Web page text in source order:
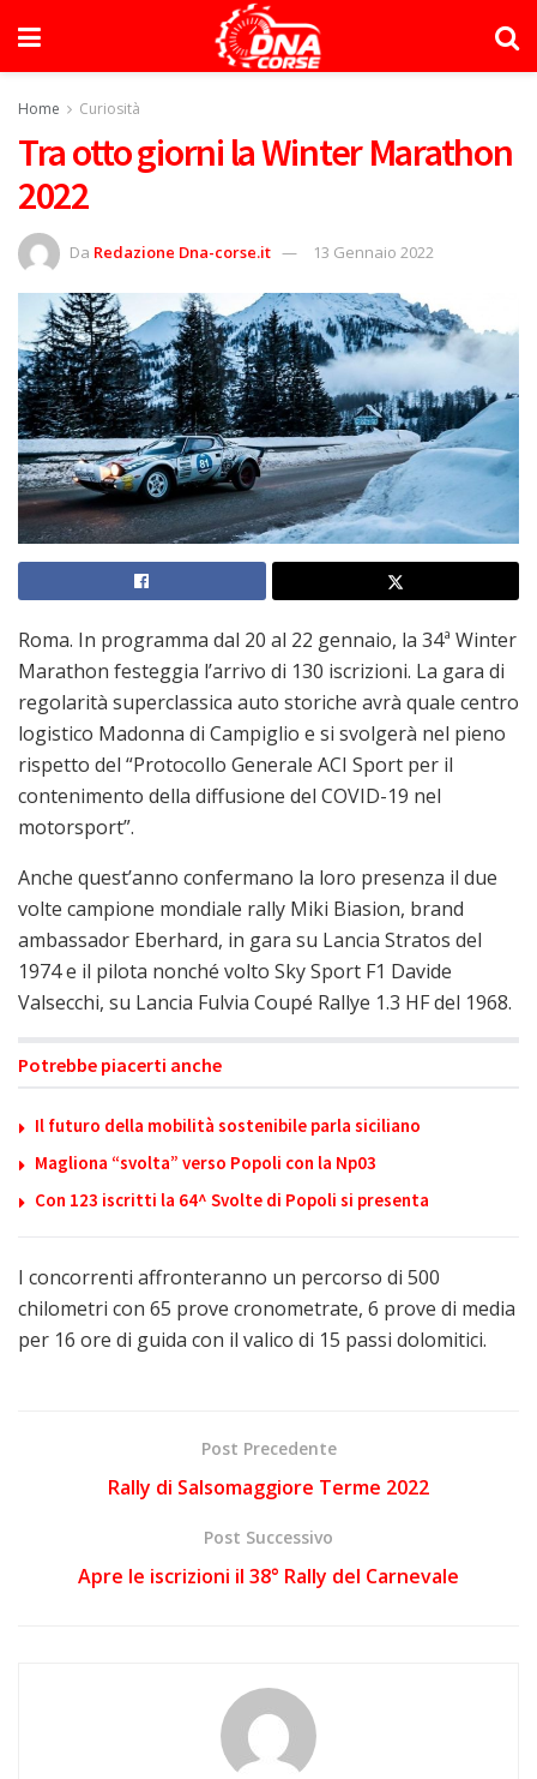
Home Curiosità
Tra otto giorni la Winter Marathon
2022
Da Redazione Dna-corse.it 13 Gennaio 2022
Roma. In programma dal 20 al 22 gennaio, la 34ª Winter
Marathon festeggia l’arrivo di 130 iscrizioni. La gara di
regolarità superclassica auto storiche avrà quale centro
logistico Madonna di Campiglio e si svolgerà nel pieno
rispetto del “Protocollo Generale ACI Sport per il
contenimento della diffusione del COVID-19 nel
motorsport”.
Anche quest’anno confermano la loro presenza il due
volte campione mondiale rally Miki Biasion, brand
ambassador Eberhard, in gara su Lancia Stratos del
1974 e il pilota nonché volto Sky Sport F1 Davide
Valsecchi, su Lancia Fulvia Coupé Rallye 1.3 HF del 1968.
Potrebbe piacerti anche
Il futuro della mobilità sostenibile parla siciliano
Magliona “svolta” verso Popoli con la Np03
Con 123 iscritti la 64^ Svolte di Popoli si presenta
I concorrenti affronteranno un percorso di 500
chilometri con 65 prove cronometrate, 6 prove di media
per 16 ore di guida con il valico di 15 passi dolomitici.
Post Precedente
Rally di Salsomaggiore Terme 2022
Post Successivo
Apre le iscrizioni il 38° Rally del Carnevale